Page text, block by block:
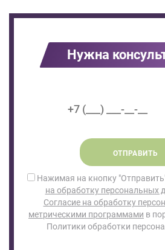
Нужна
ОТПРАВИТЬ
Нажимая на кнопку
на обработку персональных
Согласие на обработку
метрическими программами в
Политики обработки